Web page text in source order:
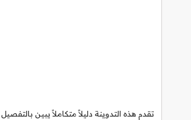
تقدم هذه التدوينة دليلاً متكاملاً يبين